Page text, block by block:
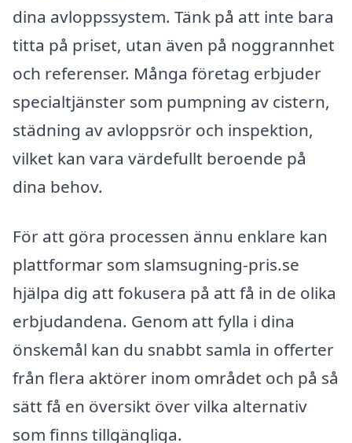
dina avloppssystem. Tänk på att inte bara
titta på priset, utan även på noggrannhet
och referenser. Många företag erbjuder
specialtjänster som pumpning av cistern,
städning av avloppsrör och inspektion,
vilket kan vara värdefullt beroende på
dina behov.
För att göra processen ännu enklare kan
plattformar som slamsugning-pris.se
hjälpa dig att fokusera på att få in de olika
erbjudandena. Genom att fylla i dina
önskemål kan du snabbt samla in offerter
från flera aktörer inom området och på så
sätt få en översikt över vilka alternativ
som finns tillgängliga.